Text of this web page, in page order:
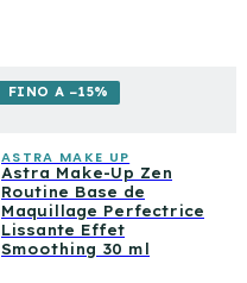
FINO A −15%
ASTRA MAKE UP
Astra Make-Up Zen
Routine Base de
Maquillage Perfectrice
Lissante Effet
Smoothing 30 ml